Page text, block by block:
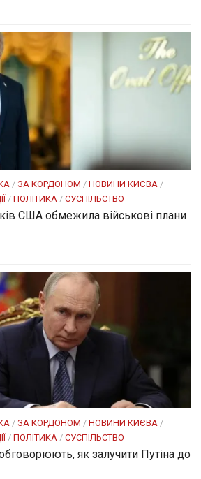
/ ЗА КОРДОНОМ / НОВИНИ КИЄВА /
/ ПОЛІТИКА / СУСПІЛЬСТВО
США обмежила військові плани
/ ЗА КОРДОНОМ / НОВИНИ КИЄВА /
/ ПОЛІТИКА / СУСПІЛЬСТВО
як залучити Путіна до